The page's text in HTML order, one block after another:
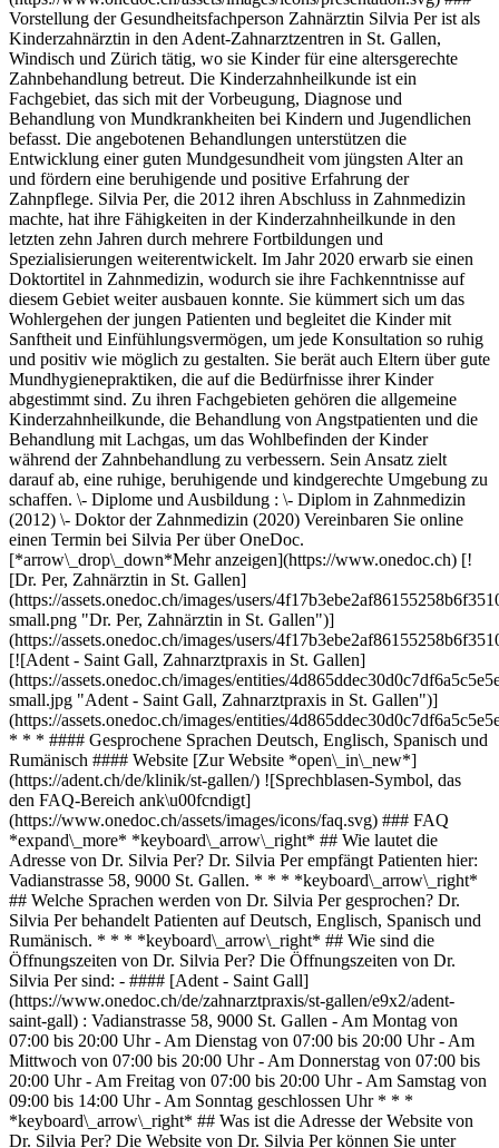
Vorstellung der Gesundheitsfachperson Zahnärztin Silvia Per ist als
Kinderzahnärztin in den Adent-Zahnarztzentren in St. Gallen,
Windisch und Zürich tätig, wo sie Kinder für eine altersgerechte
Zahnbehandlung betreut. Die Kinderzahnheilkunde ist ein
Fachgebiet, das sich mit der Vorbeugung, Diagnose und
Behandlung von Mundkrankheiten bei Kindern und Jugendlichen
befasst. Die angebotenen Behandlungen unterstützen die
Entwicklung einer guten Mundgesundheit vom jüngsten Alter an
und fördern eine beruhigende und positive Erfahrung der
Zahnpflege. Silvia Per, die 2012 ihren Abschluss in Zahnmedizin
machte, hat ihre Fähigkeiten in der Kinderzahnheilkunde in den
letzten zehn Jahren durch mehrere Fortbildungen und
Spezialisierungen weiterentwickelt. Im Jahr 2020 erwarb sie einen
Doktortitel in Zahnmedizin, wodurch sie ihre Fachkenntnisse auf
diesem Gebiet weiter ausbauen konnte. Sie kümmert sich um das
Wohlergehen der jungen Patienten und begleitet die Kinder mit
Sanftheit und Einfühlungsvermögen, um jede Konsultation so ruhig
und positiv wie möglich zu gestalten. Sie berät auch Eltern über gute
Mundhygienepraktiken, die auf die Bedürfnisse ihrer Kinder
abgestimmt sind. Zu ihren Fachgebieten gehören die allgemeine
Kinderzahnheilkunde, die Behandlung von Angstpatienten und die
Behandlung mit Lachgas, um das Wohlbefinden der Kinder
während der Zahnbehandlung zu verbessern. Sein Ansatz zielt
darauf ab, eine ruhige, beruhigende und kindgerechte Umgebung zu
schaffen. \- Diplome und Ausbildung : \- Diplom in Zahnmedizin
(2012) \- Doktor der Zahnmedizin (2020) Vereinbaren Sie online
einen Termin bei Silvia Per über OneDoc.
[*arrow\_drop\_down*Mehr anzeigen](https://www.onedoc.ch) [!
[Dr. Per, Zahnärztin in St. Gallen]
(https://assets.onedoc.ch/images/users/
small.png "Dr. Per, Zahnärztin in St. Gallen")]
(https://assets.onedoc.ch/images/users/
[![Adent - Saint Gall, Zahnarztpraxis in St. Gallen]
(https://assets.onedoc.ch/images/entities/
small.jpg "Adent - Saint Gall, Zahnarztpraxis in St. Gallen")]
(https://assets.onedoc.ch/images/entities/
* * * #### Gesprochene Sprachen Deutsch, Englisch, Spanisch und
Rumänisch #### Website [Zur Website *open\_in\_new*]
(https://adent.ch/de/klinik/st-gallen/) ![Sprechblasen-Symbol, das
den FAQ-Bereich ank\u00fcndigt]
(https://www.onedoc.ch/assets/images/icons/faq.svg) ### FAQ
*expand\_more* *keyboard\_arrow\_right* ## Wie lautet die
Adresse von Dr. Silvia Per? Dr. Silvia Per empfängt Patienten hier:
Vadianstrasse 58, 9000 St. Gallen. * * * *keyboard\_arrow\_right*
## Welche Sprachen werden von Dr. Silvia Per gesprochen? Dr.
Silvia Per behandelt Patienten auf Deutsch, Englisch, Spanisch und
Rumänisch. * * * *keyboard\_arrow\_right* ## Wie sind die
Öffnungszeiten von Dr. Silvia Per? Die Öffnungszeiten von Dr.
Silvia Per sind: - #### [Adent - Saint Gall]
(https://www.onedoc.ch/de/zahnarztpraxis/st-gallen/e9x2/adent-
saint-gall) : Vadianstrasse 58, 9000 St. Gallen - Am Montag von
07:00 bis 20:00 Uhr - Am Dienstag von 07:00 bis 20:00 Uhr - Am
Mittwoch von 07:00 bis 20:00 Uhr - Am Donnerstag von 07:00 bis
20:00 Uhr - Am Freitag von 07:00 bis 20:00 Uhr - Am Samstag von
09:00 bis 14:00 Uhr - Am Sonntag geschlossen Uhr * * *
*keyboard\_arrow\_right* ## Was ist die Adresse der Website von
Dr. Silvia Per? Die Website von Dr. Silvia Per können Sie unter